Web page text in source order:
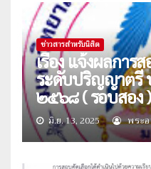
ข่าวสารสำหรับนิสิต
เรื่อง แจ้งผลการ
ระดับปริญญาตรี
๒๕๖๘ ( รอบสอง )
มิ.ย. 13, 2025 พระ